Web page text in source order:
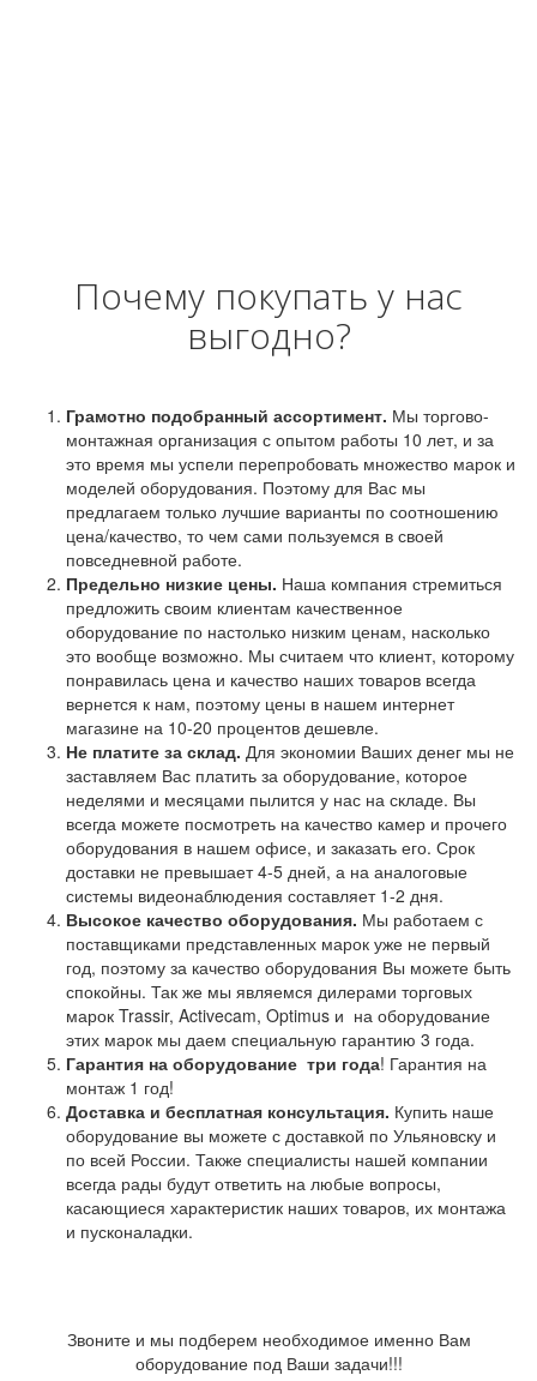
Почему покупать у нас
выгодно?
Грамотно подобранный ассортимент. Мы торгово-
монтажная организация с опытом работы 10 лет, и за
это время мы успели перепробовать множество марок и
моделей оборудования. Поэтому для Вас мы
предлагаем только лучшие варианты по соотношению
цена/качество, то чем сами пользуемся в своей
повседневной работе.
Предельно низкие цены. Наша компания стремиться
предложить своим клиентам качественное
оборудование по настолько низким ценам, насколько
это вообще возможно. Мы считаем что клиент, которому
понравилась цена и качество наших товаров всегда
вернется к нам, поэтому цены в нашем интернет
магазине на 10-20 процентов дешевле.
Не платите за склад. Для экономии Ваших денег мы не
заставляем Вас платить за оборудование, которое
неделями и месяцами пылится у нас на складе. Вы
всегда можете посмотреть на качество камер и прочего
оборудования в нашем офисе, и заказать его. Срок
доставки не превышает 4-5 дней, а на аналоговые
системы видеонаблюдения составляет 1-2 дня.
Высокое качество оборудования. Мы работаем с
поставщиками представленных марок уже не первый
год, поэтому за качество оборудования Вы можете быть
спокойны. Так же мы являемся дилерами торговых
марок Trassir, Activecam, Optimus и на оборудование
этих марок мы даем специальную гарантию 3 года.
Гарантия на оборудование три года! Гарантия на
монтаж 1 год!
Доставка и бесплатная консультация. Купить наше
оборудование вы можете с доставкой по Ульяновску и
по всей России. Также специалисты нашей компании
всегда рады будут ответить на любые вопросы,
касающиеся характеристик наших товаров, их монтажа
и пусконаладки.
Звоните и мы подберем необходимое именно Вам
оборудование под Ваши задачи!!!